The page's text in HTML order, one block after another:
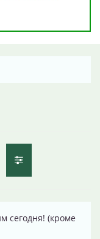
сегодня! (кроме